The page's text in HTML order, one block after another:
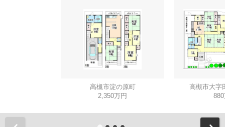
高槻市淀の原町
2,350万円
高槻市大字